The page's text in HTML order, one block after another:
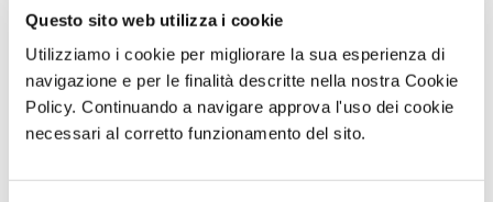
Questo sito web utilizza i cookie
Utilizziamo i cookie per migliorare la sua esperienza di
navigazione e per le finalità descritte nella nostra Cookie
Policy. Continuando a navigare approva l'uso dei cookie
necessari al corretto funzionamento del sito.
chi desidera soggiornare in una camera singola,
rapporto qualità-prezzo.
Regalati una romantica fuga con il nostro pacchetto